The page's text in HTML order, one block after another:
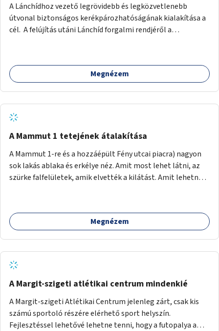
A Lánchídhoz vezető legrövidebb és legközvetlenebb
útvonal biztonságos kerékpározhatóságának kialakítása a
cél. A felújítás utáni Lánchíd forgalmi rendjéről a
megtörtént az első lépése annak, hogy a belváros
tengelyében is megerősödjön a Buda és Pest közötti
lehetővé kell tenni a kerékpárosbarát kialakítást. Legyen
biztonságosan kerékpározható a József Attila utca is!
Megnézem
A Mammut 1 tetejének átalakítása
A Mammut 1-re és a hozzáépült Fény utcai piacra) nagyon
sok lakás ablaka és erkélye néz. Amit most lehet látni, az
szürke falfelületek, amik elvették a kilátást. Amit lehetne:
egy látképet, amit azok elvettek.
Megnézem
A Margit-szigeti atlétikai centrum mindenkié
A Margit-szigeti Atlétikai Centrum jelenleg zárt, csak kis
számú sportoló részére elérhető sport helyszín.
Fejlesztéssel lehetővé lehetne tenni, hogy a futopalya a